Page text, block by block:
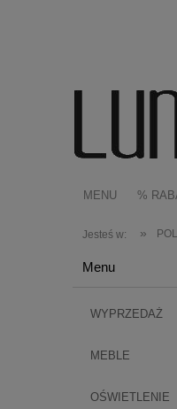
MENU %
Jesteś w: »
Menu
WYPRZEDAŻ
MEBLE
OŚWIETLENIE